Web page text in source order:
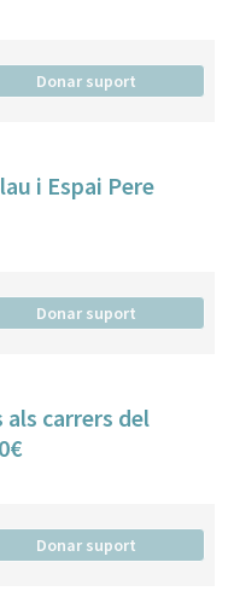
Donar suport
i Espai Pere
Donar suport
als carrers del
Donar suport